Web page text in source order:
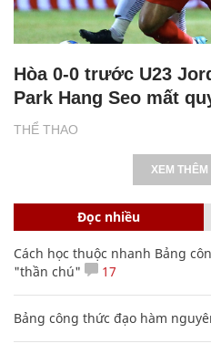
THỂ THAO
Hòa 0-0 trước U23
Park Hang Seo mất
XEM
Đọc nhiều
Cách học thuộc nhanh Bảng
"thần chú"
17
Bảng công thức đạo hàm